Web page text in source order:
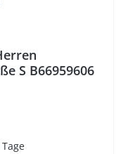
S B66959606